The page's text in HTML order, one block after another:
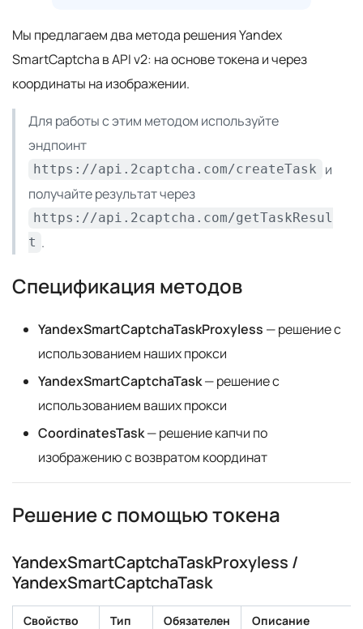
Мы предлагаем два метода решения Yandex
SmartCaptcha в API v2: на основе токена и через
координаты на изображении.
Для работы с этим методом используйте
эндпоинт
https://api.2captcha.com/createTask
и
получайте результат через
https://api.2captcha.com/getTaskResul
t .
Спецификация методов
YandexSmartCaptchaTaskProxyless — решение с
использованием наших прокси
YandexSmartCaptchaTask— решение с
использованием ваших прокси
CoordinatesTask— решение капчи по
изображению с возвратом координат
Решение с помощью токена
YandexSmartCaptchaTaskProxyless /
YandexSmartCaptchaTask
Свойство Тип Обязателен Описание